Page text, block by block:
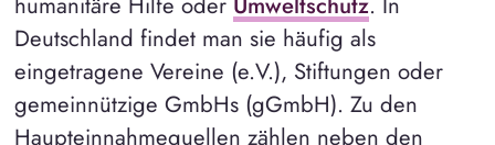
Deutschland findet man sie häufig als
eingetragene Vereine (e.V.), Stiftungen oder
gemeinnützige GmbHs (gGmbH). Zu den
Haupteinnahmequellen zählen neben den